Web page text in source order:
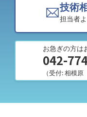
技術
担当者
お急ぎの方は
042-
（受付: 相模